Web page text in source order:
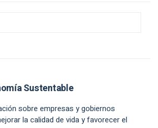
Sustentable
sobre empresas y gobiernos
la calidad de vida y favorecer el